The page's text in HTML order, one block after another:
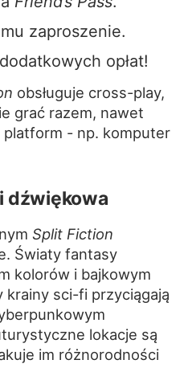
zaproszenie.
opłat!
obsługuje cross-play,
grać razem, nawet
- np. komputer
dźwiękowa
Split Fiction
Światy fantasy
kolorów i bajkowym
krainy sci-fi przyciągają
lokacje są
im różnorodności